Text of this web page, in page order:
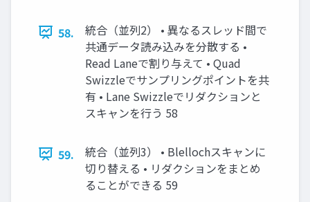
58.
統合（並列2） • 異なるスレッド間で
共通データ読み込みを分散する •
Read Laneで割り与えて • Quad
Swizzleでサンプリングポイントを共
有 • Lane Swizzleでリダクションと
スキャンを行う 58
59.
統合（並列3） • Blellochスキャンに
切り替える • リダクションをまとめ
ることができる 59